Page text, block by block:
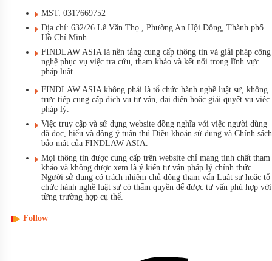
MST: 0317669752
Địa chỉ: 632/26 Lê Văn Thọ , Phường An Hội Đông, Thành phố
Hồ Chí Minh
FINDLAW ASIA là nền tảng cung cấp thông tin và giải pháp công
nghệ phục vụ việc tra cứu, tham khảo và kết nối trong lĩnh vực
pháp luật.
FINDLAW ASIA không phải là tổ chức hành nghề luật sư, không
trực tiếp cung cấp dịch vụ tư vấn, đại diện hoặc giải quyết vụ việc
pháp lý.
Việc truy cập và sử dụng website đồng nghĩa với việc người dùng
đã đọc, hiểu và đồng ý tuân thủ Điều khoản sử dụng và Chính sách
bảo mật của FINDLAW ASIA.
Mọi thông tin được cung cấp trên website chỉ mang tính chất tham
khảo và không được xem là ý kiến tư vấn pháp lý chính thức.
Người sử dụng có trách nhiệm chủ động tham vấn Luật sư hoặc tổ
chức hành nghề luật sư có thẩm quyền để được tư vấn phù hợp với
từng trường hợp cụ thể.
Follow